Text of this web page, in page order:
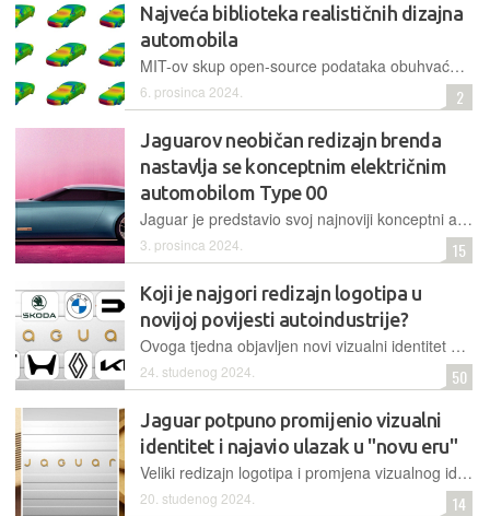
Najveća biblioteka realističnih dizajna
automobila
MIT-ov skup open-source podataka obuhvaća više od 8000 različitih dizajna i trebala bi ubrzati oblikovanje novih, aerodinamičnih modela
6. prosinca 2024. 2
Jaguarov neobičan redizajn brenda
nastavlja se konceptnim električnim
automobilom Type 00
Jaguar je predstavio svoj najnoviji konceptni automobil Type 00 na Miami Art Weeku, kojim je šokirao medije i automobilsku industriju. Ovo predstavljanje dolazi nakon kontroverzne kampanje rebrendiranja koja je pokrenula široku raspravu i kritike na društvenim mrežama...
3. prosinca 2024. 15
Koji je najgori redizajn logotipa u
novijoj povijesti autoindustrije?
Ovoga tjedna objavljen novi vizualni identitet Jaguara izazvao je ogroman val kritika. Budući da je posljednjih godina niz automobilskih marki doživio sličan redizajn, pitamo vas kako vam se dopadaju
24. studenog 2024. 50
Jaguar potpuno promijenio vizualni
identitet i najavio ulazak u "novu eru"
Veliki redizajn logotipa i promjena vizualnog identiteta nešto je što se posljednjih godina u autoindustriji često događa. Najnoviji primjer je Jaguar, koji također želi modernizirati svoj logotip te općenito dizajn
20. studenog 2024. 14